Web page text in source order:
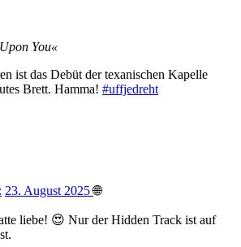
You«
ist das Debüt der texanischen Kapelle
Brett. Hamma! #uffjedreht
23. August 2025🌐
liebe! 😍 Nur der Hidden Track ist auf